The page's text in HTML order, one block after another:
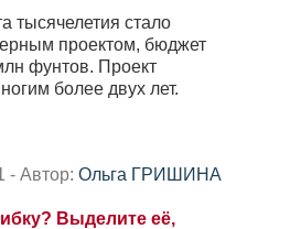
тысячелетия стало
проектом, бюджет
фунтов. Проект
более двух лет.
- Автор: Ольга ГРИШИНА
Выделите её,